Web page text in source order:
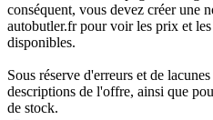
conséquent, vous devez créer une
autobutler.fr pour voir les prix et
disponibles.
Sous réserve d'erreurs et de
descriptions de l'offre, ainsi que
de stock.